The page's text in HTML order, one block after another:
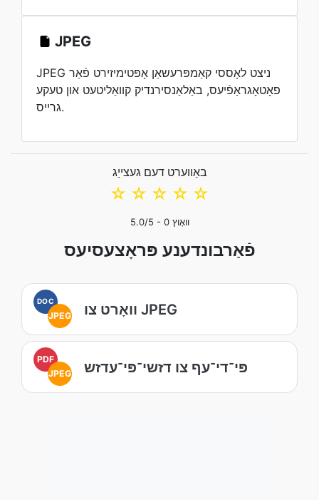
JPEG
JPEG ניצט לאָססי קאַמפּרעשאַן אָפּטימיזירט פֿאַר
פאָטאָגראַפֿיעס, באַלאַנסירנדיק קוואַליטעט און טעקע
גרייס.
באַווערט דעם געצייַג
☆
☆
☆
☆
☆
5.0/5 - 0 וואָוץ
פֿאַרבונדענע פּראָצעסיעס
DOC
JPEG וואָרט צו JPEG
PDF
JPEG
פּי־די־עף צו דזשי־פּי־עדזש